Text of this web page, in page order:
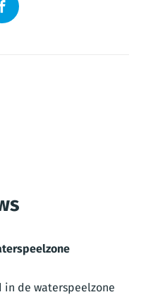
in de waterspeelzone